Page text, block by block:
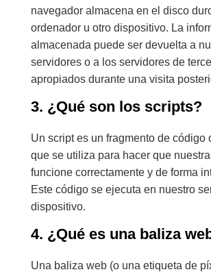
navegador almacena en el disco
ordenador u otro dispositivo. La
almacenada puede ser devuelta a
servidores o a los servidores de
apropiados durante una visita
3. ¿Qué son los scripts?
Un script es un fragmento de código
que se utiliza para hacer que
funcione correctamente y de forma
Este código se ejecuta en nuestro
dispositivo.
4. ¿Qué es una baliza
Una baliza web (o una etiqueta de